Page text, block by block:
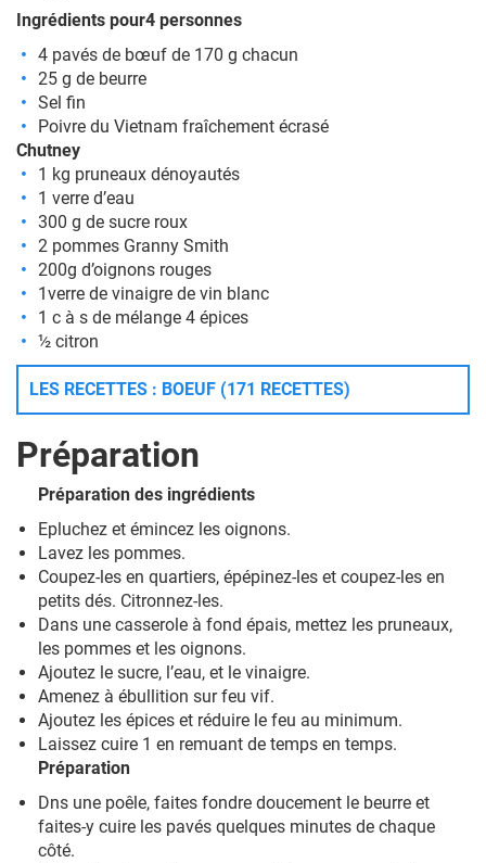
Ingrédients pour4 personnes
4 pavés de bœuf de 170 g chacun
25 g de beurre
Sel fin
Poivre du Vietnam fraîchement écrasé
Chutney
1 kg pruneaux dénoyautés
1 verre d’eau
300 g de sucre roux
2 pommes Granny Smith
200g d’oignons rouges
1verre de vinaigre de vin blanc
1 c à s de mélange 4 épices
½ citron
LES RECETTES : BOEUF (171 RECETTES)
Préparation
Préparation des ingrédients
Epluchez et émincez les oignons.
Lavez les pommes.
Coupez-les en quartiers, épépinez-les et coupez-les en
petits dés. Citronnez-les.
Dans une casserole à fond épais, mettez les pruneaux,
les pommes et les oignons.
Ajoutez le sucre, l’eau, et le vinaigre.
Amenez à ébullition sur feu vif.
Ajoutez les épices et réduire le feu au minimum.
Laissez cuire 1 en remuant de temps en temps.
Préparation
Dns une poêle, faites fondre doucement le beurre et
faites-y cuire les pavés quelques minutes de chaque
côté.